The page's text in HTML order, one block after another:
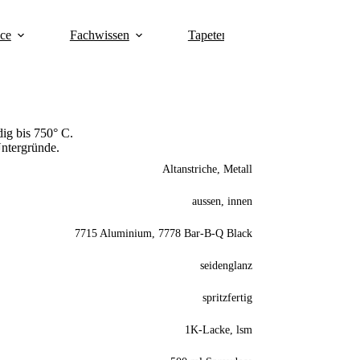
Fachwissen Tapeten
bis 750° C.
Altanstriche, Metall
aussen, innen
7715 Aluminium, 7778 Bar-B-Q Black
seidenglanz
spritzfertig
1K-Lacke, lsm